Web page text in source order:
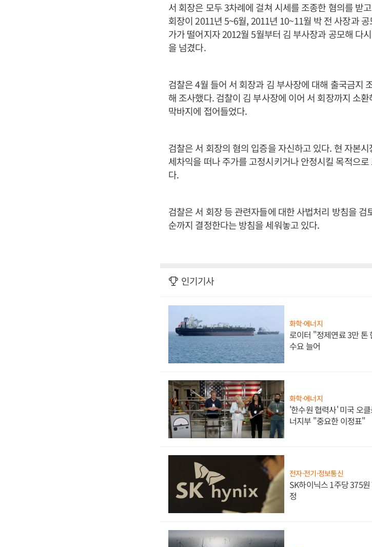
서 회장은 모두 3차례에 걸쳐 시세를 조종한 혐의를 받
회장이 2011년 5~6월, 2011년 10~11월 박 전 사장과
가가 떨어지자 2012월 5월부터 김 부사장과 공모해 다
을 넘겼다.
검찰은 4월 들어 서 회장과 김 부사장에 대해 출국금지
해 조사했다. 검찰이 김 부사장에 이어 서 회장까지 소
막바지에 접어들었다.
검찰은 서 회장의 혐의 입증을 자신하고 있다. 현 자본
세차익을 떠나 주가를 고정시키거나 안정시킬 목적으
다.
검찰은 서 회장 등 관련자들에 대한 사법처리 방침을
순까지 결정한다는 방침을 세워놓고 있다.
인기기사
화학·에너지
로이터 "정제연료 3만 톤
수요 늘어
화학·에너지
'한수원 협력사' 미국 오
너지부 "중요한 이정표"
전자·전기·정보통신
SK하이닉스 1주당 375
정